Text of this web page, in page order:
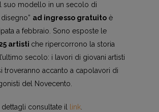
suo modello in un secolo di
ad ingresso gratuitoè
a febbraio. Sono esposte le
artisti che ripercorrono la storia
secolo: i lavori di giovani artisti
troveranno accanto a capolavori di
del Novecento.
dettagli consultate il link.